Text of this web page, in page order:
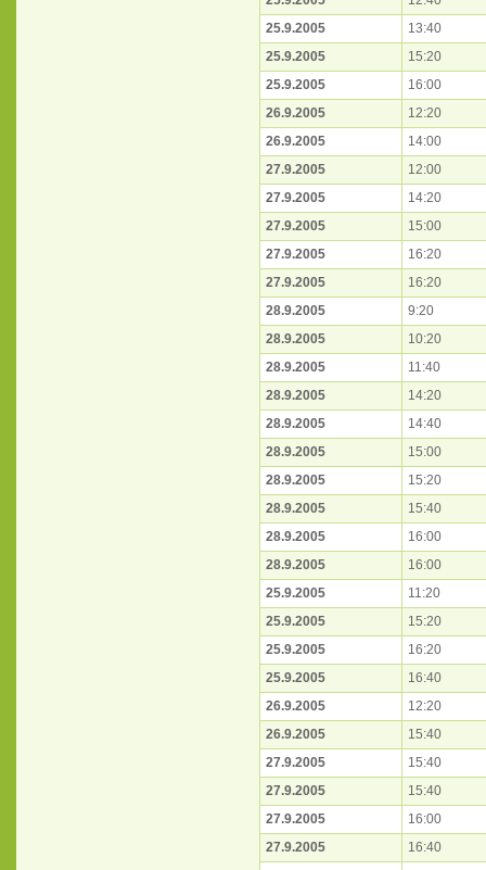
25.9.2005
13:40
25.9.2005
15:20
25.9.2005
16:00
26.9.2005
12:20
26.9.2005
14:00
27.9.2005
12:00
27.9.2005
14:20
27.9.2005
15:00
27.9.2005
16:20
27.9.2005
16:20
28.9.2005
9:20
28.9.2005
10:20
28.9.2005
11:40
28.9.2005
14:20
28.9.2005
14:40
28.9.2005
15:00
28.9.2005
15:20
28.9.2005
15:40
28.9.2005
16:00
28.9.2005
16:00
25.9.2005
11:20
25.9.2005
15:20
25.9.2005
16:20
25.9.2005
16:40
26.9.2005
12:20
26.9.2005
15:40
27.9.2005
15:40
27.9.2005
15:40
27.9.2005
16:00
27.9.2005
16:40